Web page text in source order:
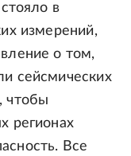
в
измерений,
о том,
сейсмических
чтобы
регионах
Все